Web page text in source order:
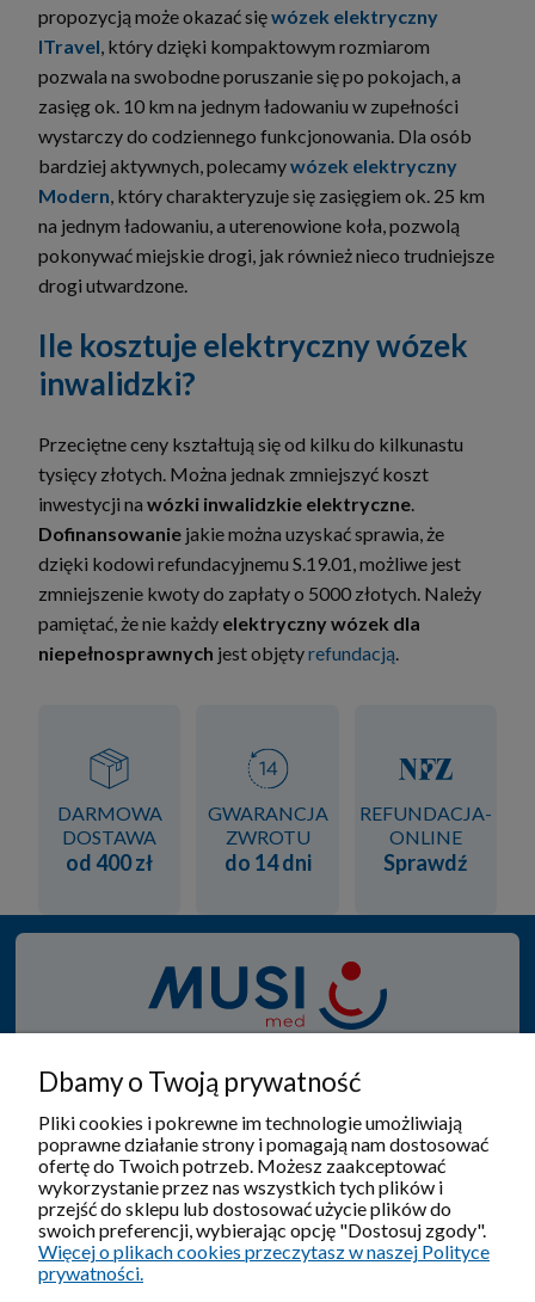
propozycją może okazać sięwózek elektryczny
ITravel, który dzięki kompaktowym rozmiarom
pozwala na swobodne poruszanie się po pokojach, a
zasięg ok. 10 km na jednym ładowaniu w zupełności
wystarczy do codziennego funkcjonowania. Dla osób
bardziej aktywnych, polecamywózek elektryczny
Modern, który charakteryzuje się zasięgiem ok. 25 km
na jednym ładowaniu, a uterenowione koła, pozwolą
pokonywać miejskie drogi, jak również nieco trudniejsze
drogi utwardzone.
Ile kosztuje elektryczny wózek
inwalidzki?
Przeciętne ceny kształtują się od kilku do kilkunastu
tysięcy złotych. Można jednak zmniejszyć koszt
inwestycji na wózki inwalidzkie elektryczne
Dofinansowanie jakie można uzyskać sprawia, że
dzięki kodowi refundacyjnemu S.19.01, możliwe jest
zmniejszenie kwoty do zapłaty o 5000 złotych. Należy
pamiętać, że nie każdy elektrycznywózek dla
niepełnosprawnych jest objętyrefundacją
DARMOWA
DOSTAWA
od 400 zł
GWARANCJA
ZWROTU
do 14 dni
REFUNDACJA-
ONLINE
Sprawdź
wyrobów ortopedyczno - rehabilitacyjnych, gdzie
zawsze w tym procesie na pierwszym miejscu jest
pacjent.
Pomoc
Dbamy o Twoją prywatność
Pliki cookies i pokrewne im technologie umożliwiają
poprawne działanie strony i pomagają nam dostosować
ofertę do Twoich potrzeb. Możesz zaakceptować
wykorzystanie przez nas wszystkich tych plików i
przejść do sklepu lub dostosować użycie plików do
swoich preferencji, wybierając opcję "Dostosuj zgody".
Więcej o plikach cookies przeczytasz w naszej Polityce
prywatności.